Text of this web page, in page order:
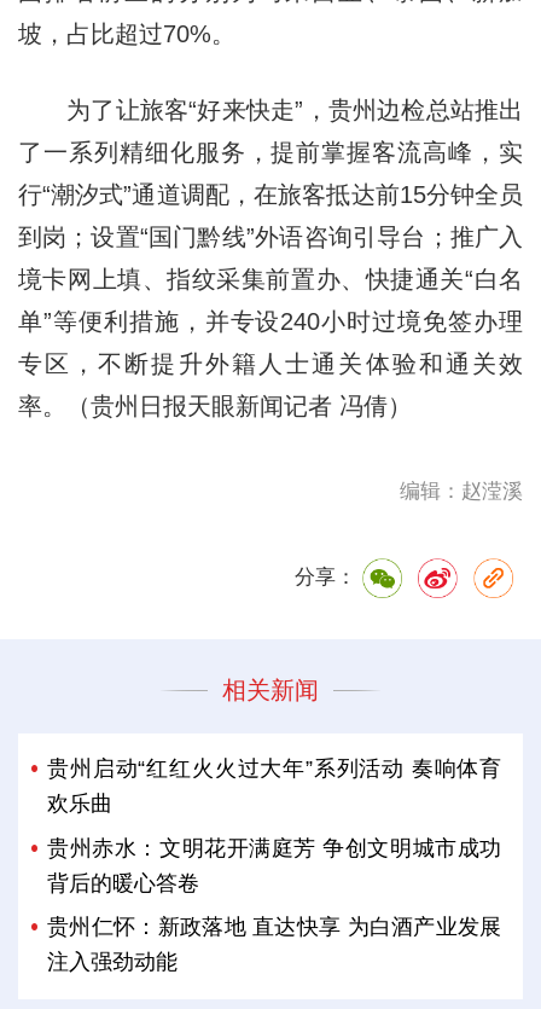
坡，占比超过70%。
为了让旅客“好来快走”，贵州边检总站推出
了一系列精细化服务，提前掌握客流高峰，实
行“潮汐式”通道调配，在旅客抵达前15分钟全员
到岗；设置“国门黔线”外语咨询引导台；推广入
境卡网上填、指纹采集前置办、快捷通关“白名
单”等便利措施，并专设240小时过境免签办理
专区，不断提升外籍人士通关体验和通关效
率。（贵州日报天眼新闻记者 冯倩）
编辑：赵滢溪
分享：
相关新闻
贵州启动“红红火火过大年”系列活动 奏响体育
欢乐曲
贵州赤水：文明花开满庭芳 争创文明城市成功
背后的暖心答卷
贵州仁怀：新政落地 直达快享 为白酒产业发展
注入强劲动能